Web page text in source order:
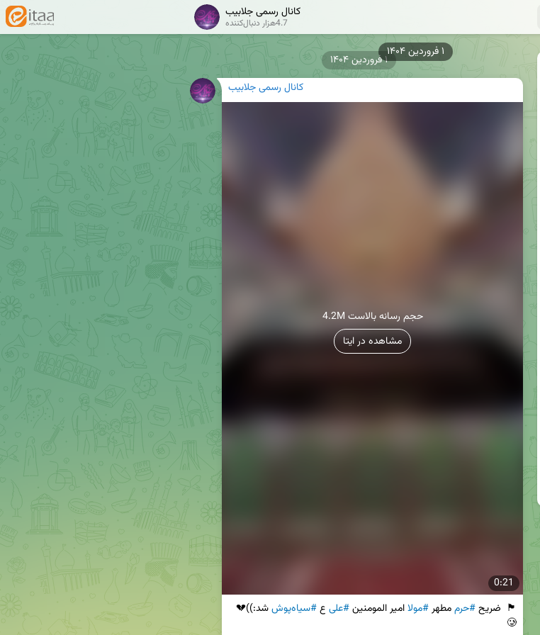
۱ فروردین ۱۴۰۴
کانال رسمی جلابیب
4.7هزار دنبال‌کننده
کانال رسمی جلابیب
0:21
4.2M حجم رسانه بالاست
مشاهده در ایتا
🏴  ضریح #حرم مطهر #مولا امیر المومنین #علی ع #سیاه‌پوش
شد:))💔
۱ فروردین ۱۴۰۴